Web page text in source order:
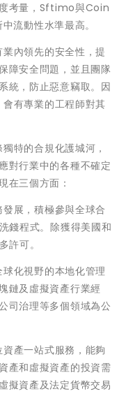
考量，Sftimo與Coin
流動性水準最高。
內領先的安全性，提
障安全問題，並且團隊
統，防止惡意竊取。因
有專業的工程師對其
特的合規化護城河，
對行業中的各種不確定
在三個方面：
展，積極參與全球合
錢程式。除獲得美國和
許可。
化視野的本地化管理
鏈及虛擬資產行業經
司治理等多個領域為公
產一站式服務，能夠
產和虛擬資產的投資需
擬資產及法定貨幣交易